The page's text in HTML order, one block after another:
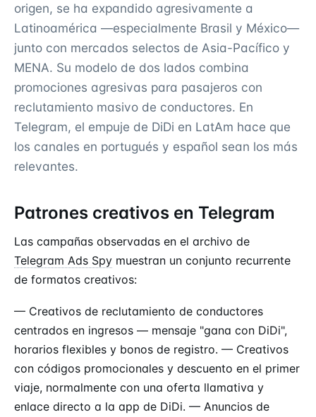
origen, se ha expandido agresivamente a
Latinoamérica —especialmente Brasil y México—
junto con mercados selectos de Asia-Pacífico y
MENA. Su modelo de dos lados combina
promociones agresivas para pasajeros con
reclutamiento masivo de conductores. En
Telegram, el empuje de DiDi en LatAm hace que
los canales en portugués y español sean los más
relevantes.
Patrones creativos en Telegram
Las campañas observadas en el archivo de
Telegram Ads Spy muestran un conjunto recurrente
de formatos creativos:
— Creativos de reclutamiento de conductores
centrados en ingresos — mensaje "gana con DiDi",
horarios flexibles y bonos de registro. — Creativos
con códigos promocionales y descuento en el primer
viaje, normalmente con una oferta llamativa y
enlace directo a la app de DiDi. — Anuncios de